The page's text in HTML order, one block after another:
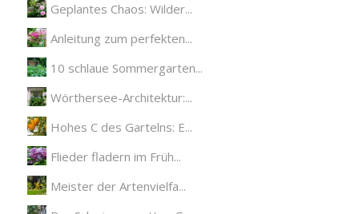
Geplantes Chaos: Wilder...
Anleitung zum perfekten...
10 schlaue Sommergarten...
Wörthersee-Architektur:...
Hohes C des Gartelns: E...
Flieder fladern im Früh...
Meister der Artenvielfa...